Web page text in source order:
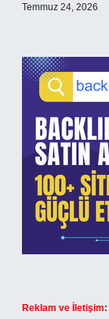
Temmuz 24, 2026
Reklam ve İletişim: